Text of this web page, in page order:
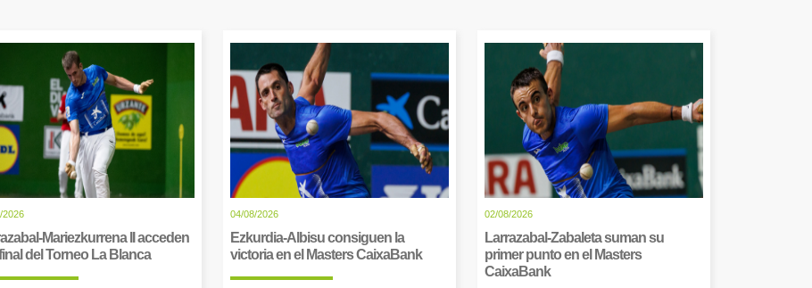
2026
Mariezkurrena II acceden
del Torneo La Blanca
04/08/2026
Ezkurdia-Albisu consiguen la
victoria en el Masters CaixaBank
02/08/2026
Larrazabal-Zabaleta suman su
primer punto en el Masters
CaixaBank